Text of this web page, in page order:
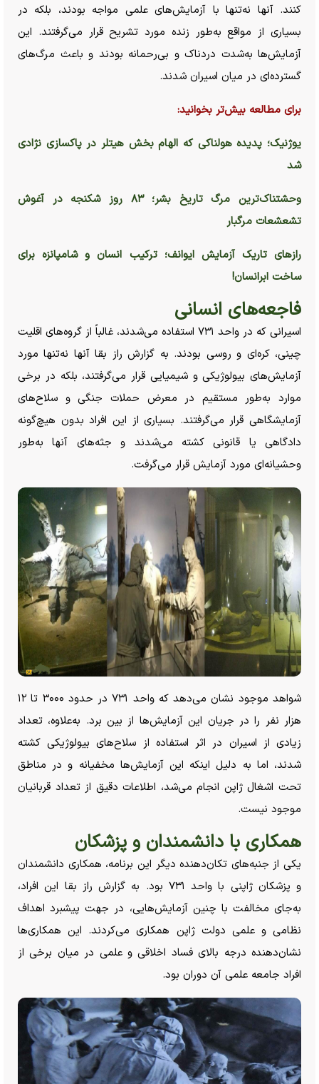
کنند. آنها نه‌تنها با آزمایش‌های علمی مواجه بودند، بلکه در
بسیاری از مواقع به‌طور زنده مورد تشریح قرار می‌گرفتند. این
آزمایش‌ها به‌شدت دردناک و بی‌رحمانه بودند و باعث مرگ‌های
گسترده‌ای در میان اسیران شدند.
برای مطالعه بیش‌تر بخوانید:
یوژنیک؛ پدیده هولناکی که الهام بخش هیتلر در پاکسازی نژادی
شد
وحشتناک‌ترین مرگ تاریخ بشر؛ ۸۳ روز شکنجه در آغوش
تشعشعات مرگبار
راز‌های تاریک آزمایش ایوانف؛ ترکیب انسان و شامپانزه برای
ساخت ابرانسان!
فاجعه‌های انسانی
اسیرانی که در واحد ۷۳۱ استفاده می‌شدند، غالباً از گروه‌های اقلیت
چینی، کره‌ای و روسی بودند. به گزارش راز بقا آنها نه‌تنها مورد
آزمایش‌های بیولوژیکی و شیمیایی قرار می‌گرفتند، بلکه در برخی
موارد به‌طور مستقیم در معرض حملات جنگی و سلاح‌های
آزمایشگاهی قرار می‌گرفتند. بسیاری از این افراد بدون هیچ‌گونه
دادگاهی یا قانونی کشته می‌شدند و جثه‌های آنها به‌طور
وحشیانه‌ای مورد آزمایش قرار می‌گرفت.
شواهد موجود نشان می‌دهد که واحد ۷۳۱ در حدود ۳۰۰۰ تا ۱۲
هزار نفر را در جریان این آزمایش‌ها از بین برد. به‌علاوه، تعداد
زیادی از اسیران در اثر استفاده از سلاح‌های بیولوژیکی کشته
شدند، اما به دلیل اینکه این آزمایش‌ها مخفیانه و در مناطق
تحت اشغال ژاپن انجام می‌شد، اطلاعات دقیق از تعداد قربانیان
موجود نیست.
همکاری با دانشمندان و پزشکان
یکی از جنبه‌های تکان‌دهنده دیگر این برنامه، همکاری دانشمندان
و پزشکان ژاپنی با واحد ۷۳۱ بود. به گزارش راز بقا این افراد،
به‌جای مخالفت با چنین آزمایش‌هایی، در جهت پیشبرد اهداف
نظامی و علمی دولت ژاپن همکاری می‌کردند. این همکاری‌ها
نشان‌دهنده درجه بالای فساد اخلاقی و علمی در میان برخی از
افراد جامعه علمی آن دوران بود.